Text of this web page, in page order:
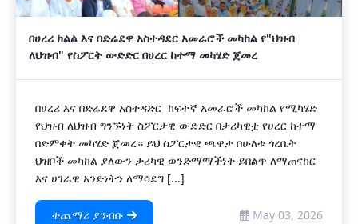
በሀረሪ ክልል እና በድሬደዋ አስተዳደር አመራሮች መካከል የ"ህዝብ
ለህዝብ" የስፖርት ውድድር በሀረር ከተማ መካሄድ ጀመረ
በሀረሪ እና በድሬደዋ አስተዳድር ከፍተኛ አመራሮች መካከል የሚካሄድ
የህዝብ ለህዝብ ግንኙነት ስፖርታዊ ውድድር በታሪካዊቷ የሀረር ከተማ
በድምቀት መካሄድ ጀመረ። ይህ ስፖርታዊ ጫዋታ በሁለቱ ጎረቤት
ህዝቦች መካከል ያለውን ታሪካዊ ወንድማማችነት ይበልጥ ለማጠናከር
እና ሀገራዊ አንድነትን ለማሳደግ [...]
ተጨማሪ ያንብቡ May 03, 2026